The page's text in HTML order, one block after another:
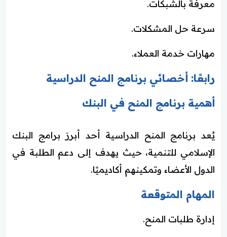
معرفة بالشبكات.
سرعة حل المشكلات.
مهارات خدمة العملاء.
رابعًا: أخصائي برنامج المنح الدراسية
أهمية برنامج المنح في البنك
يُعد برنامج المنح الدراسية أحد أبرز برامج البنك
الإسلامي للتنمية، حيث يهدف إلى دعم الطلبة في
الدول الأعضاء وتمكينهم أكاديميًا.
المهام المتوقعة
إدارة طلبات المنح.